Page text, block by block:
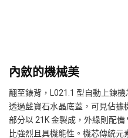
內斂的機械美
翻至錶背，L021.1 型自動上鍊
透過藍寶石水晶底蓋，可見佔
部分以 21K 金製成，外緣則配
比強烈且具機能性。機芯傳統